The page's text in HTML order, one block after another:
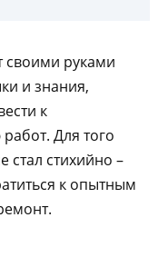
своими руками
и знания,
к
Для того
стал стихийно –
к опытным